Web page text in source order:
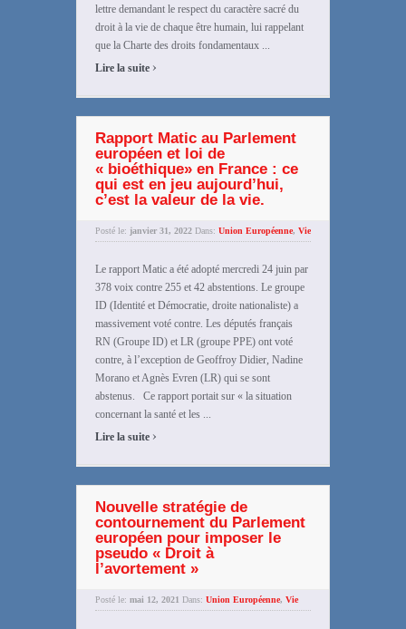
lettre demandant le respect du caractère sacré du
droit à la vie de chaque être humain, lui rappelant
que la Charte des droits fondamentaux ...
Lire la suite ›
Rapport Matic au Parlement
européen et loi de
« bioéthique» en France : ce
qui est en jeu aujourd’hui,
c’est la valeur de la vie.
Posté le: janvier 31, 2022 Dans: Union Européenne, Vie
Le rapport Matic a été adopté mercredi 24 juin par
378 voix contre 255 et 42 abstentions. Le groupe
ID (Identité et Démocratie, droite nationaliste) a
massivement voté contre. Les députés français
RN (Groupe ID) et LR (groupe PPE) ont voté
contre, à l’exception de Geoffroy Didier, Nadine
Morano et Agnès Evren (LR) qui se sont
abstenus. Ce rapport portait sur « la situation
concernant la santé et les ...
Lire la suite ›
Nouvelle stratégie de
contournement du Parlement
européen pour imposer le
pseudo « Droit à
l’avortement »
Posté le: mai 12, 2021 Dans: Union Européenne, Vie